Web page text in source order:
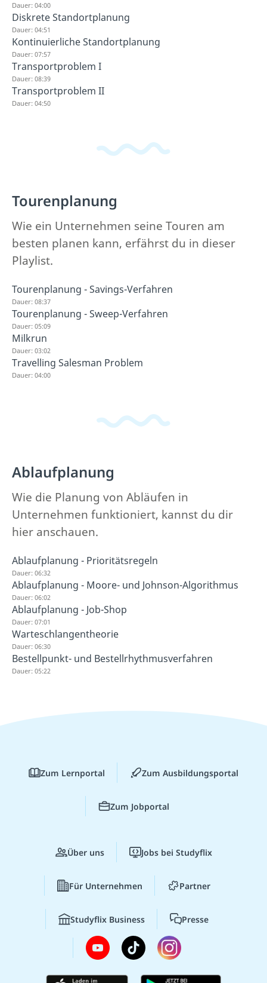
Dauer: 04:00
Diskrete Standortplanung
Dauer: 04:51
Kontinuierliche Standortplanung
Dauer: 07:57
Transportproblem I
Dauer: 08:39
Transportproblem II
Dauer: 04:50
Tourenplanung
Wie ein Unternehmen seine Touren am
besten planen kann, erfährst du in dieser
Playlist.
Tourenplanung - Savings-Verfahren
Dauer: 08:37
Tourenplanung - Sweep-Verfahren
Dauer: 05:09
Milkrun
Dauer: 03:02
Travelling Salesman Problem
Dauer: 04:00
Ablaufplanung
Wie die Planung von Abläufen in
Unternehmen funktioniert, kannst du dir
hier anschauen.
Ablaufplanung - Prioritätsregeln
Dauer: 06:32
Ablaufplanung - Moore- und Johnson-Algorithmus
Dauer: 06:02
Ablaufplanung - Job-Shop
Dauer: 07:01
Warteschlangentheorie
Dauer: 06:30
Bestellpunkt- und Bestellrhythmusverfahren
Dauer: 05:22
Zum Lernportal Zum Ausbildungsportal
Zum Jobportal
Über uns Jobs bei Studyflix
Für Unternehmen Partner
Studyflix Business Presse